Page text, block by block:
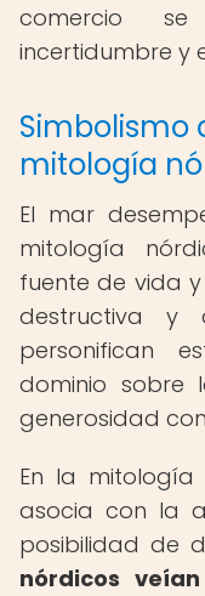
comercio
incertidumbre y
Simbolismo
mitología
El mar
mitología
fuente de vida
destructiva y
personifican
dominio
generosidad
En la
asocia con la
posibilidad de
nórdicos